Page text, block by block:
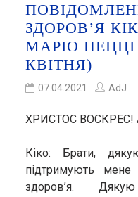
ЗДОРОВ’Я
МАРІО
КВІТНЯ)
07.04.2021 AdJ
ХРИСТОС ВОСКРЕС!
Кіко: Брати,
підтримують мене
здоров’я.